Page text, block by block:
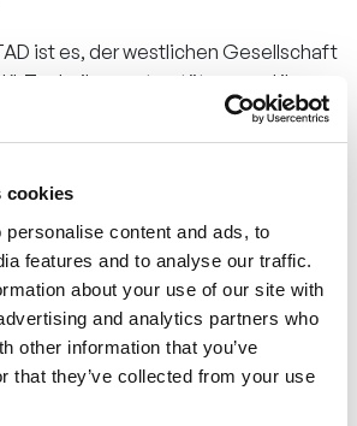
cookies
content and ads, to
features and to analyse our traffic.
about your use of our site with
and analytics partners who
other information that you’ve
that they’ve collected from your use
ist es, der westlichen Gesellschaft
Technik zu unterstützen und ihnen
Position im globalen Wettbewerb zu
Sensorik mit rein lokaler
vor Ort, die sehr große, tiefgehende
User Interaction,
Wartung und funktionalen